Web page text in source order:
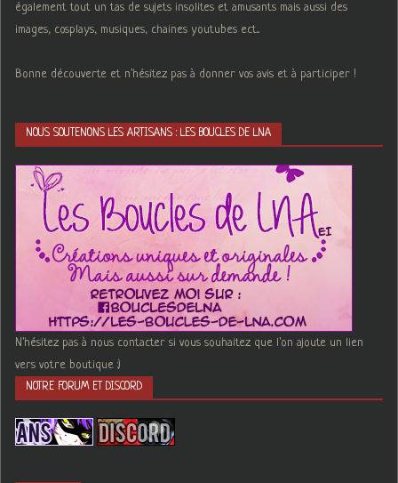
également tout un tas de sujets insolites et amusants mais aussi des
images, cosplays, musiques, chaines youtubes ect...
Bonne découverte et n'hésitez pas à donner vos avis et à participer !
NOUS SOUTENONS LES ARTISANS : LES BOUCLES DE LNA
N'hésitez pas à nous contacter si vous souhaitez que l'on ajoute un lien
vers votre boutique :)
NOTRE FORUM ET DISCORD